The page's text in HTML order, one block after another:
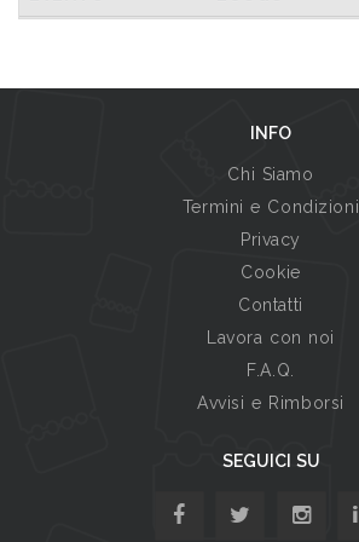
INFO
Chi Siamo
Termini e Condizioni
Privacy
Cookie
Contatti
Lavora con noi
F.A.Q.
Avvisi e Rimborsi
SEGUICI SU